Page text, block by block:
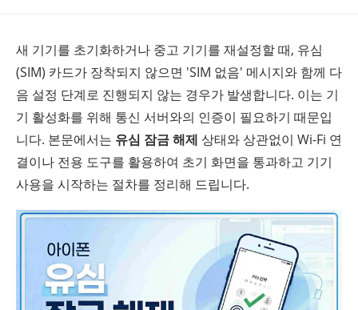
새 기기를 초기화하거나 중고 기기를 재설정할 때, 유심
(SIM) 카드가 장착되지 않으면 'SIM 없음' 메시지와 함께 다
음 설정 단계로 진행되지 않는 경우가 발생합니다. 이는 기
기 활성화를 위해 통신 서버와의 인증이 필요하기 때문입
니다. 본문에서는 유심 잠금 해제 상태와 상관없이 Wi-Fi 연
결이나 전용 도구를 활용하여 초기 화면을 통과하고 기기
사용을 시작하는 절차를 정리해 드립니다.